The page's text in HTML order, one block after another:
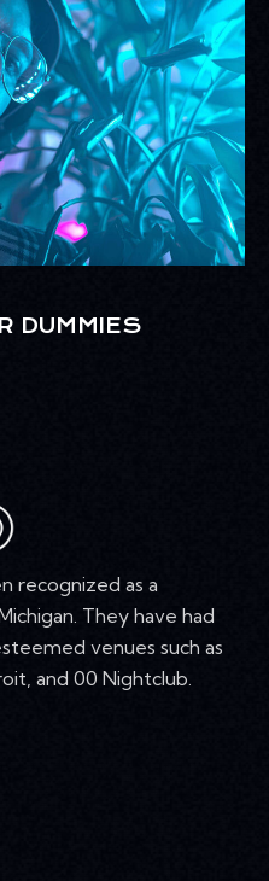
DUMMIES
recognized as a
They have had
venues such as
and 00 Nightclub.